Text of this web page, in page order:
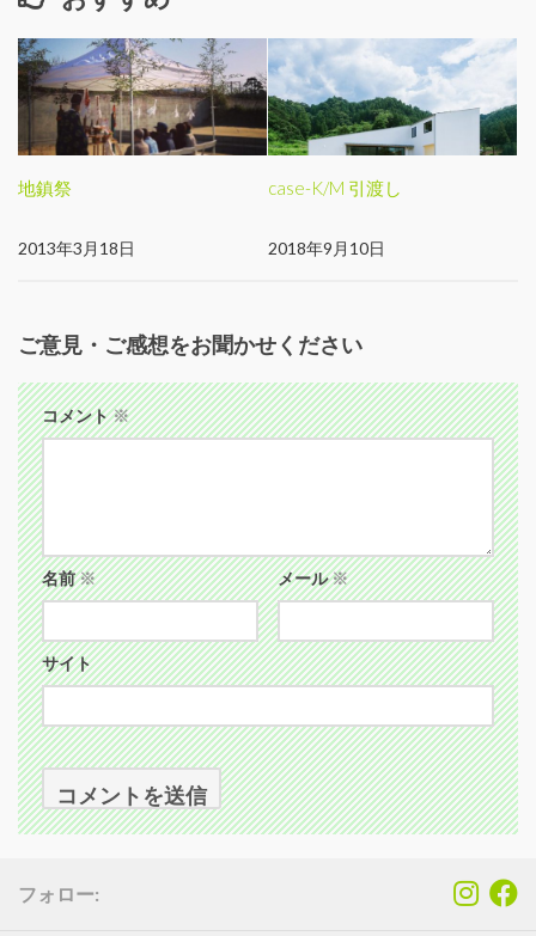
地鎮祭
2013年3月18日
case-K/M 引渡し
2018年9月10日
ご意見・ご感想をお聞かせください
コメント※
名前※ メール※
サイト
フォロー: